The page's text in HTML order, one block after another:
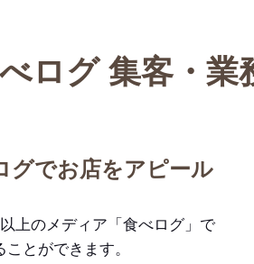
ログ 集客・業
グでお店をアピール
上のメディア「食べログ」で
とができます。